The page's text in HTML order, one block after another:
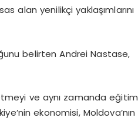
alan yenilikçi yaklaşımlarını
belirten Andrei Nastase,
ve aynı zamanda eğitim
ekonomisi, Moldova’nın